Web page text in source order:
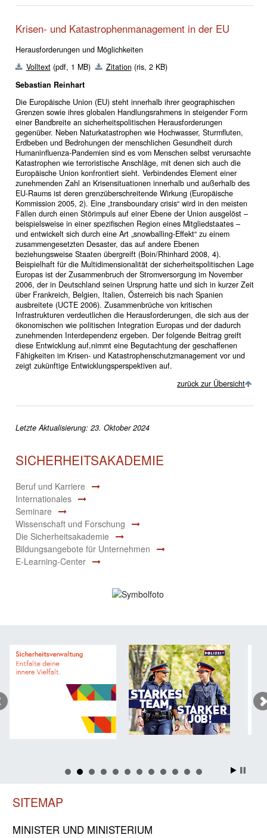
Krisen- und Katastrophenmanagement in der EU
Herausforderungen und Möglichkeiten
Volltext(pdf, 1 MB) Zitation(ris, 2 KB)
Sebastian Reinhart
Die Europäische Union (EU) steht innerhalb ihrer geographischen
Grenzen sowie ihres globalen Handlungsrahmens in steigender Form
einer Bandbreite an sicherheitspolitischen Herausforderungen
gegenüber. Neben Naturkatastrophen wie Hochwasser, Sturmfluten,
Erdbeben und Bedrohungen der menschlichen Gesundheit durch
Humaninfluenza-Pandemien sind es vom Menschen selbst verursachte
Katastrophen wie terroristische Anschläge, mit denen sich auch die
Europäische Union konfrontiert sieht. Verbindendes Element einer
zunehmenden Zahl an Krisensituationen innerhalb und außerhalb des
EU-Raums ist deren grenzüberschreitende Wirkung (Europäische
Kommission 2005, 2). Eine „transboundary crisis“ wird in den meisten
Fällen durch einen Störimpuls auf einer Ebene der Union ausgelöst –
beispielsweise in einer spezifischen Region eines Mitgliedstaates –
und entwickelt sich durch eine Art „snowballing-Effekt“ zu einem
zusammengesetzten Desaster, das auf andere Ebenen
beziehungsweise Staaten übergreift (Boin/Rhinhard 2008, 4).
Beispielhaft für die Multidimensionalität der sicherheitspolitischen Lage
Europas ist der Zusammenbruch der Stromversorgung im November
2006, der in Deutschland seinen Ursprung hatte und sich in kurzer Zeit
über Frankreich, Belgien, Italien, Österreich bis nach Spanien
ausbreitete (UCTE 2006). Zusammenbrüche von kritischen
Infrastrukturen verdeutlichen die Herausforderungen, die sich aus der
ökonomischen wie politischen Integration Europas und der dadurch
zunehmenden Interdependenz ergeben. Der folgende Beitrag greift
diese Entwicklung auf,nimmt eine Begutachtung der geschaffenen
Fähigkeiten im Krisen- und Katastrophenschutzmanagement vor und
zeigt zukünftige Entwicklungsperspektiven auf.
zurück zur Übersicht
Letzte Aktualisierung: 23. Oktober 2024
SICHERHEITSAKADEMIE
Beruf und Karriere
Internationales
Seminare
Wissenschaft und Forschung
Die Sicherheitsakademie
Bildungsangebote für Unternehmen
E-Learning-Center
SITEMAP
MINISTER UND MINIST­ERIUM